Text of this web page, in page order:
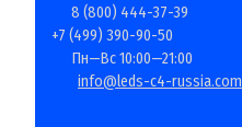
8 (800) 444-37-39
+7 (499) 390-90-50
Пн—Вс 10:00—21:00
info@leds-c4-russia.com